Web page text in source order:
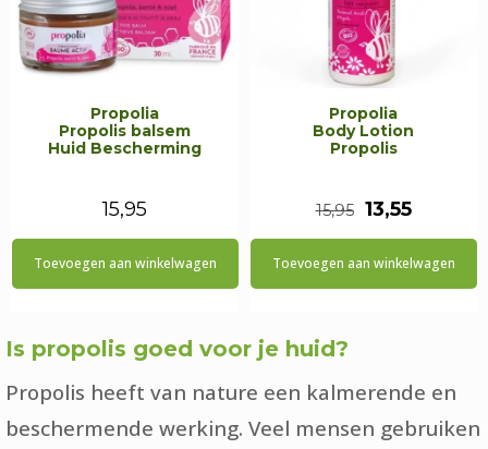
Propolia
Propolis balsem
Huid Bescherming
15,95
Toevoegen aan winkelwagen
Propolia
Body Lotion
Propolis
15,95
prijs
13,55Huidige
prijs
Toevoegen aan winkelwagen
Is propolis goed voor je huid?
Propolis heeft van nature een kalmerende en
beschermende werking. Veel mensen gebruiken